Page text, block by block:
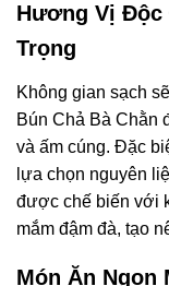
Hương Vị Độc
Trọng
Không gian sạch
Bún Chả Bà Chằn
và ấm cúng. Đặc
lựa chọn nguyên
được chế biến với
mắm đậm đà, tạo
Món Ăn Ngon